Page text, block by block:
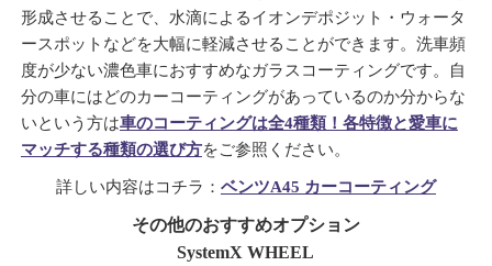
形成させることで、水滴によるイオンデポジット・ウォータ
ースポットなどを大幅に軽減させることができます。洗車頻
度が少ない濃色車におすすめなガラスコーティングです。自
分の車にはどのカーコーティングがあっているのか分からな
いという方は車のコーティングは全4種類！各特徴と愛車に
マッチする種類の選び方をご参照ください。
詳しい内容はコチラ： ベンツA45 カーコーティング
その他のおすすめオプション
SystemX WHEEL